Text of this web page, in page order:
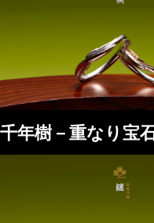
千年樹－重なり宝